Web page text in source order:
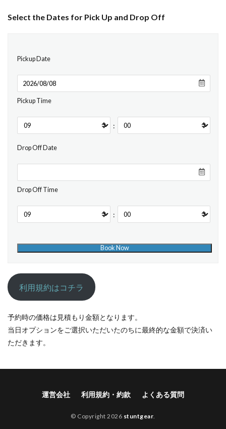
Select the Dates for Pick Up and Drop Off
Pickup Date
Pickup Time
:
Drop Off Date
Drop Off Time
:
利用規約はコチラ
予約時の価格は見積もり金額となります。
当日オプションをご選択いただいたのちに最終的な金額で決済い
ただきます。
運営会社 利用規約・約款 よくある質問
© Copyright 2026 stuntgear.